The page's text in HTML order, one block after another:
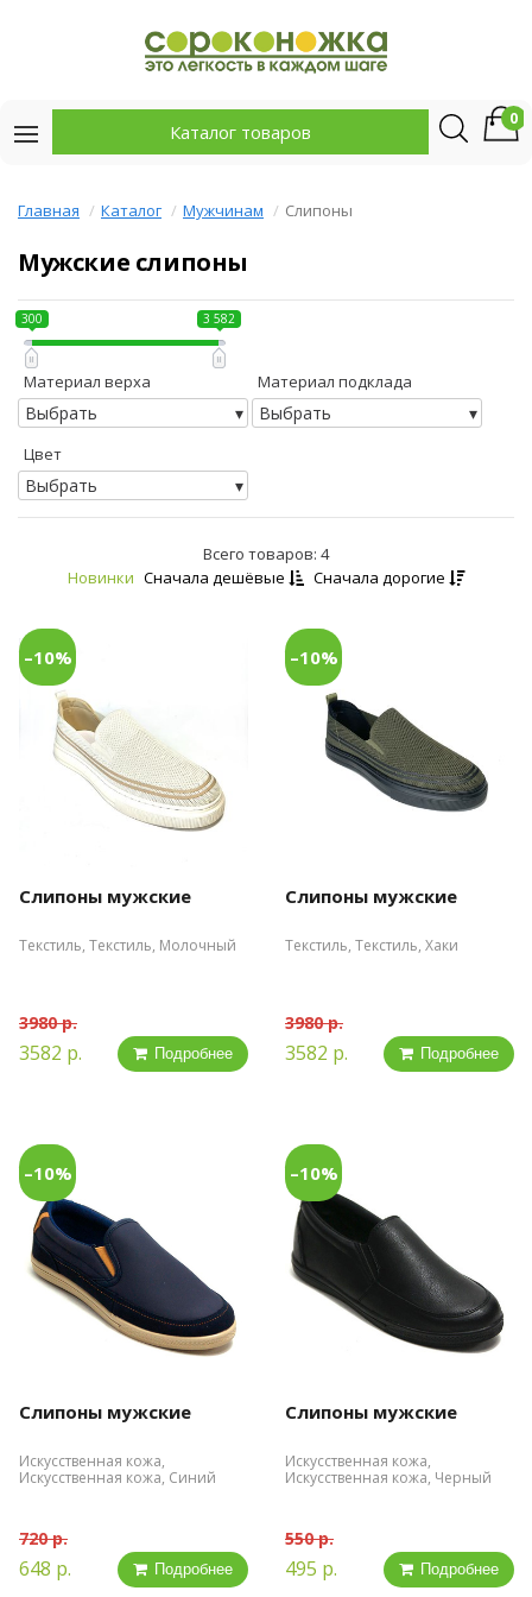
Каталог товаров
0
Главная Каталог Мужчинам Слипоны
Мужские слипоны
300 3 582
Материал верха
Выбрать
Материал подклада
Выбрать
Цвет
Выбрать
Всего товаров: 4
Новинки Сначала дешёвые Сначала дорогие
–10%
Слипоны мужские
Текстиль, Текстиль, Молочный
3980 р.
3582 р. Подробнее
–10%
Слипоны мужские
Текстиль, Текстиль, Хаки
3980 р.
3582 р. Подробнее
–10%
Слипоны мужские
Искусственная кожа,
Искусственная кожа, Синий
720 р.
648 р. Подробнее
–10%
Слипоны мужские
Искусственная кожа,
Искусственная кожа, Черный
550 р.
495 р. Подробнее